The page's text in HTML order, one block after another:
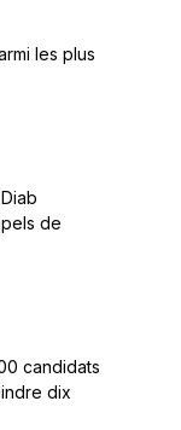
les plus
de
candidats
dix